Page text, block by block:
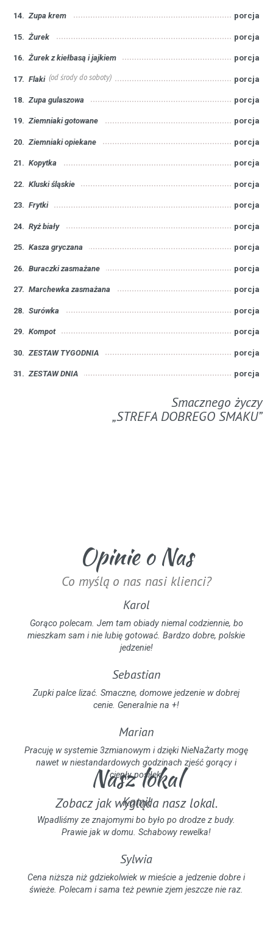
14. Zupa krem porcja
15. Żurek porcja
16. Żurek z kiełbasą i jajkiem porcja
17. Flaki (od środy do soboty) porcja
18. Zupa gulaszowa porcja
19. Ziemniaki gotowane porcja
20. Ziemniaki opiekane porcja
21. Kopytka porcja
22. Kluski śląskie porcja
23. Frytki porcja
24. Ryż biały porcja
25. Kasza gryczana porcja
26. Buraczki zasmażane porcja
27. Marchewka zasmażana porcja
28. Surówka porcja
29. Kompot porcja
30. ZESTAW TYGODNIA porcja
31. ZESTAW DNIA porcja
Smacznego życzy
„STREFA DOBREGO SMAKU”
Opinie o Nas
Co myślą o nas nasi klienci?
Karol
Gorąco polecam. Jem tam obiady niemal codziennie, bo
mieszkam sam i nie lubię gotować. Bardzo dobre, polskie
jedzenie!
Sebastian
Zupki palce lizać. Smaczne, domowe jedzenie w dobrej
cenie. Generalnie na +!
Marian
Pracuję w systemie 3zmianowym i dzięki NieNaŻarty mogę
nawet w niestandardowych godzinach zjeść gorący i
ciepły posiłek.
Kamil
Wpadliśmy ze znajomymi bo było po drodze z budy.
Prawie jak w domu. Schabowy rewelka!
Sylwia
Cena niższa niż gdziekolwiek w mieście a jedzenie dobre i
świeże. Polecam i sama też pewnie zjem jeszcze nie raz.
Nasz lokal
Zobacz jak wygląda nasz lokal.